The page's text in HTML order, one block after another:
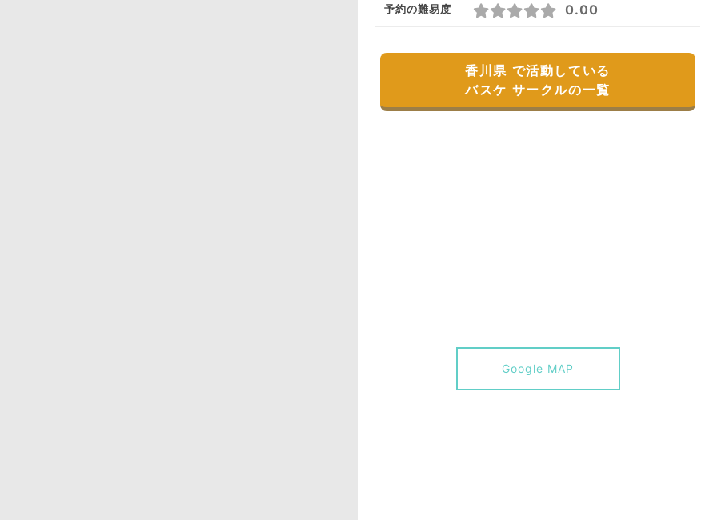
予約の難易度 0.00
香川県 で活動している
バスケ サークルの一覧
Google MAP